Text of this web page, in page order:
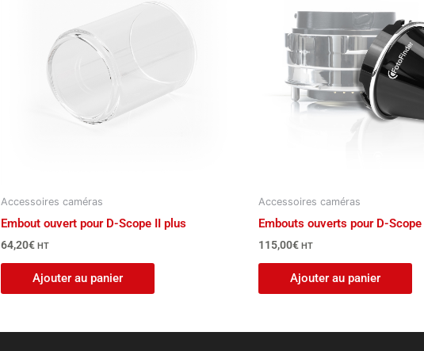
Accessoires caméras
Embout ouvert pour D-Scope II plus
64,20€ HT
Ajouter au panier
Accessoires caméras
Embouts ouverts pour D-
115,00€ HT
Ajouter au panier